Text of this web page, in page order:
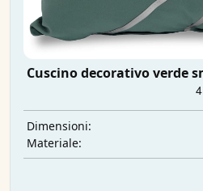
Cuscino decorativo verde
Dimensioni:
Materiale: